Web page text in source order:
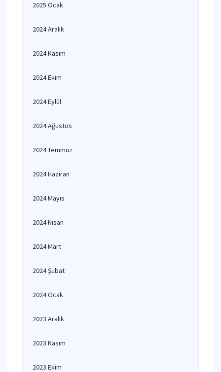
2025 Ocak
2024 Aralık
2024 Kasım
2024 Ekim
2024 Eylül
2024 Ağustos
2024 Temmuz
2024 Haziran
2024 Mayıs
2024 Nisan
2024 Mart
2024 Şubat
2024 Ocak
2023 Aralık
2023 Kasım
2023 Ekim